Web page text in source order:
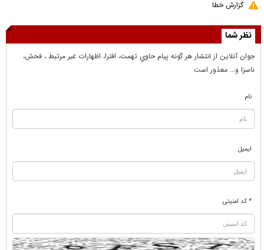
گزارش خطا
نظر شما
جوان آنلاين از انتشار هر گونه پيام حاوي تهمت، افترا، اظهارات غير مرتبط ، فحش،
ناسزا و... معذور است
نام
ایمیل
* کد امنیتی